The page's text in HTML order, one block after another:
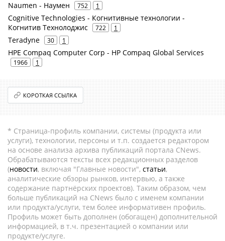
Naumen - Наумен 752 1
Cognitive Technologies - Когнитивные технологии -
Когнитив Технолоджис
722 1
Teradyne 30 1
HPE Compaq Computer Corp - HP Compaq Global Services
1966 1
КОРОТКАЯ ССЫЛКА
* Страница-профиль компании, системы (продукта или
услуги), технологии, персоны и т.п. создается редактором
на основе анализа архива публикаций портала CNews.
Обрабатываются тексты всех редакционных разделов
(новости, включая "Главные новости", статьи,
аналитические обзоры рынков, интервью, а также
содержание партнёрских проектов). Таким образом, чем
больше публикаций на CNews было с именем компании
или продукта/услуги, тем более информативен профиль.
Профиль может быть дополнен (обогащен) дополнительной
информацией, в т.ч. презентацией о компании или
продукте/услуге.